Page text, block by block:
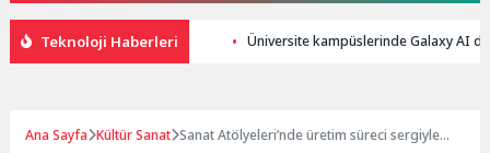
Teknoloji Haberleri Üniversite kampüslerinde Galaxy AI
Ana Sayfa Kültür Sanat Sanat Atölyeleri’nde üretim süreci sergiyle